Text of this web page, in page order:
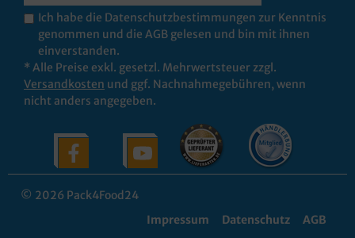
Ich habe die Datenschutzbestimmungen zur Kenntnis
genommen und die AGB gelesen und bin mit ihnen
einverstanden.
* Alle Preise exkl. gesetzl. Mehrwertsteuer zzgl.
Versandkosten und ggf. Nachnahmegebühren, wenn
nicht anders angegeben.
© 2026 Pack4Food24
Impressum
Datenschutz AGB